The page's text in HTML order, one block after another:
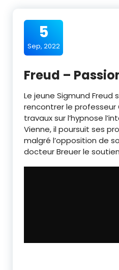
5
Sep, 2022
Freud –
Le jeune Sigmund Freud
rencontrer le
travaux sur l’hypnose
Vienne, il poursuit ses
malgré l’opposition de
docteur Breuer le